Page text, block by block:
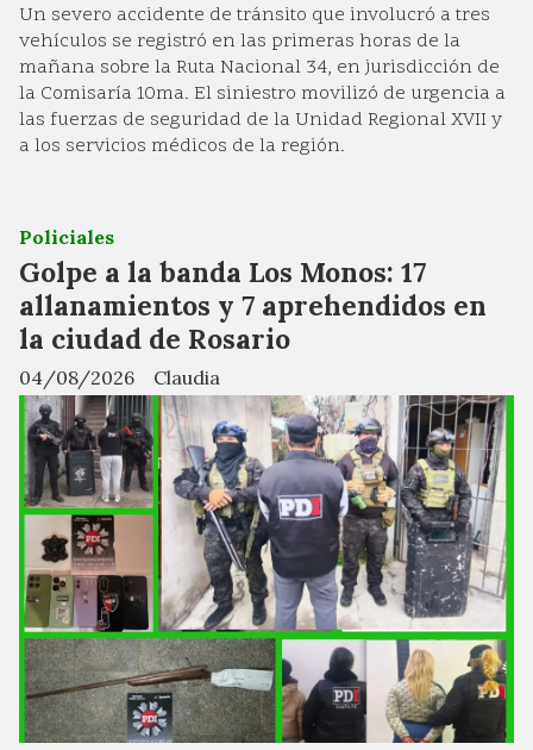
Un severo accidente de tránsito que involucró a tres
vehículos se registró en las primeras horas de la
mañana sobre la Ruta Nacional 34, en jurisdicción de
la Comisaría 10ma. El siniestro movilizó de urgencia a
las fuerzas de seguridad de la Unidad Regional XVII y
a los servicios médicos de la región.
Golpe a la banda Los Monos: 17
allanamientos y 7 aprehendidos en
la ciudad de Rosario
Claudia
Policiales
04/08/2026